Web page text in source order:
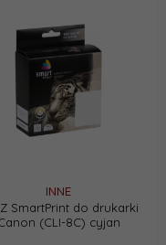
INNE
SmartPrint do drukarki
(CLI-8C) cyjan